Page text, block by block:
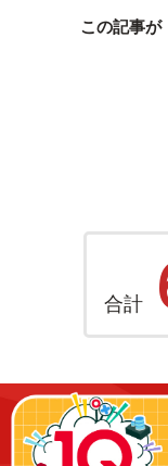
この記事が
合計